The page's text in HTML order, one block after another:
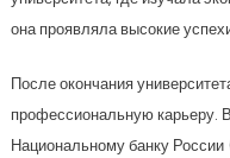
она проявляла высокие
После окончания
профессиональную карьеру.
Национальному банку